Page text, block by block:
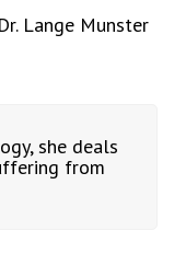
Lange Munster
she deals
from